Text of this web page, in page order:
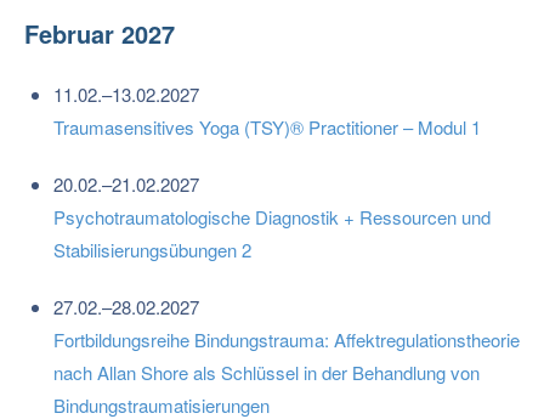
Februar 2027
11.02.–13.02.2027
Traumasensitives Yoga (TSY)® Practitioner – Modul 1
20.02.–21.02.2027
Psychotraumatologische Diagnostik + Ressourcen und
Stabilisierungsübungen 2
27.02.–28.02.2027
Fortbildungsreihe Bindungstrauma: Affektregulationstheorie
nach Allan Shore als Schlüssel in der Behandlung von
Bindungstraumatisierungen